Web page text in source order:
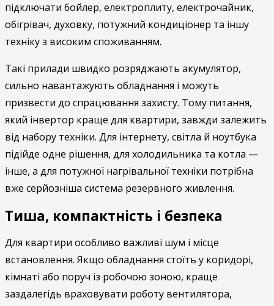
підключати бойлер, електроплиту, електрочайник,
обігрівач, духовку, потужний кондиціонер та іншу
техніку з високим споживанням.
Такі прилади швидко розряджають акумулятор,
сильно навантажують обладнання і можуть
призвести до спрацювання захисту. Тому питання,
який інвертор краще для квартири, завжди залежить
від набору техніки. Для інтернету, світла й ноутбука
підійде одне рішення, для холодильника та котла —
інше, а для потужної нагрівальної техніки потрібна
вже серйозніша система резервного живлення.
Тиша, компактність і безпека
Для квартири особливо важливі шум і місце
встановлення. Якщо обладнання стоїть у коридорі,
кімнаті або поруч із робочою зоною, краще
заздалегідь враховувати роботу вентилятора,